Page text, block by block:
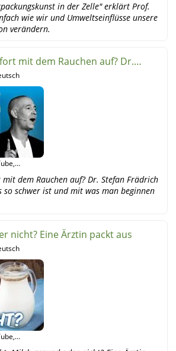
in der Zelle" erklärt Prof.
wie wir und Umweltseinflüsse unsere
verändern.
mit dem Rauchen auf? Dr.
dem Rauchen auf? Dr. Stefan Frädrich
so schwer ist und mit was man beginnen
nicht? Eine Ärztin packt aus